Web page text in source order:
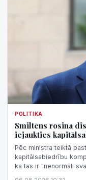
POLITIKA
Smiltēns rosina
iejaukties
Pēc ministra teiktā
kapitālsabiedrību
ka tas ir "nenormāli